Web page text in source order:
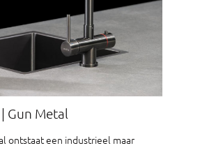
Gun Metal
ontstaat een industrieel maar